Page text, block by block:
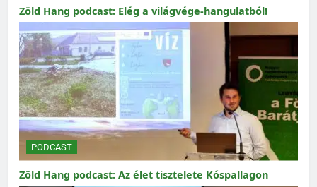
Zöld Hang podcast: Elég a világvége-hangulatból!
PODCAST
Zöld Hang podcast: Az élet tisztelete Kóspallagon